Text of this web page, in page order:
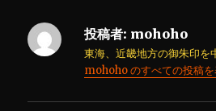
投稿者: mohoho
東海、近畿地方の御朱印を
mohoho のすべての投稿